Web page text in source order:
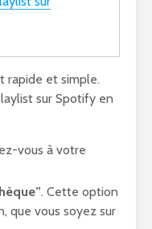
rapide et simple.
sur Spotify en
vous à votre
. Cette option
que vous soyez sur